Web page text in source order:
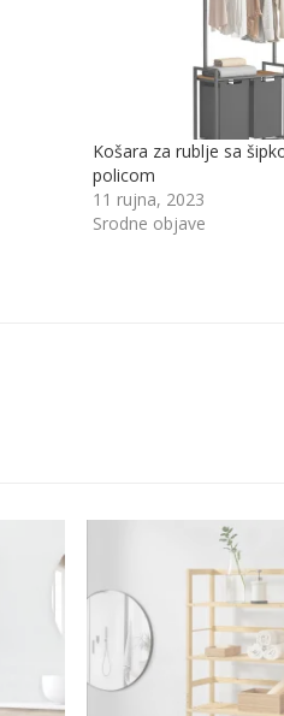
Košara za rublje sa
policom
11 rujna, 2023
Srodne objave